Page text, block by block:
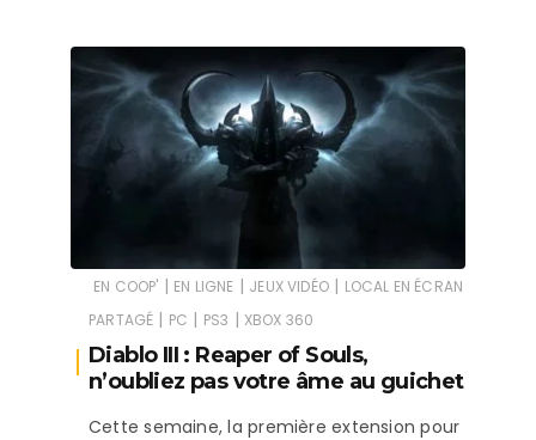
EN COOP' | EN LIGNE | JEUX VIDÉO | LOCAL EN ÉCRAN
PARTAGÉ | PC | PS3 | XBOX 360
Diablo III : Reaper of Souls,
n’oubliez pas votre âme au guichet
Cette semaine, la première extension pour